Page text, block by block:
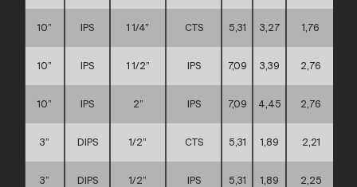
10” IPS 1 1/4” CTS 5,31 3,27 1,76
10” IPS 1 1/2” IPS 7,09 3,39 2,76
10” IPS 2” IPS 7,09 4,45 2,76
3” DIPS 1/2” CTS 5,31 1,89 2,21
3” DIPS 1/2” IPS 5,31 1,89 2,25